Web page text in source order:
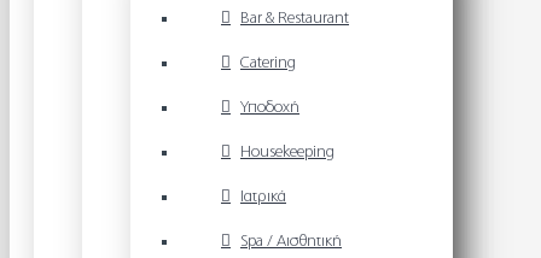
Bar & Restaurant
Catering
Υποδοχή
Housekeeping
Ιατρικά
Spa / Αισθητική